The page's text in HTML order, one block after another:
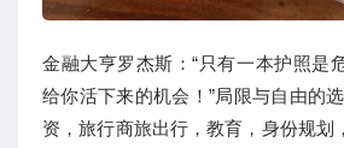
金融大亨罗杰斯：“只有一本护照是
给你活下来的机会！”局限与自由的
资，旅行商旅出行，教育，身份规划